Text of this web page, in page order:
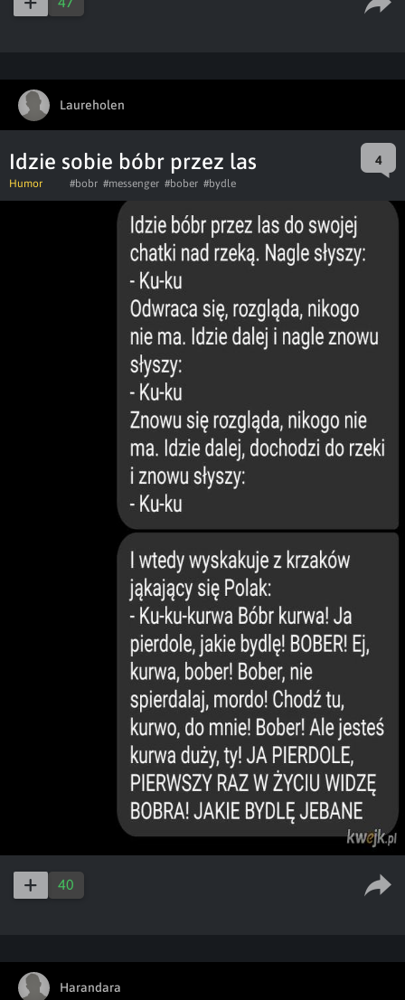
Laureholen
Idzie sobie bóbr przez las 4
Humor #bobr #messenger #bober #bydle
40
Harandara